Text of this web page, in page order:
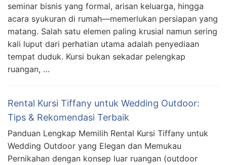
seminar bisnis yang formal, arisan keluarga, hingga
acara syukuran di rumah—memerlukan persiapan yang
matang. Salah satu elemen paling krusial namun sering
kali luput dari perhatian utama adalah penyediaan
tempat duduk. Kursi bukan sekadar pelengkap
ruangan, …
Rental Kursi Tiffany untuk Wedding Outdoor:
Tips & Rekomendasi Terbaik
Panduan Lengkap Memilih Rental Kursi Tiffany untuk
Wedding Outdoor yang Elegan dan Memukau
Pernikahan dengan konsep luar ruangan (outdoor